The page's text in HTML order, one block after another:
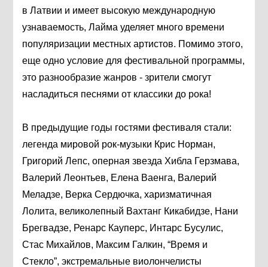
в Латвии и имеет высокую международную
узнаваемость, Лайма уделяет много времени
популяризации местных артистов. Помимо этого,
еще одно условие для фестивальной программы,
это разнообразие жанров - зрители смогут
насладиться песнями от классики до рока!
В предыдущие годы гостями фестиваля стали:
легенда мировой рок-музыки Крис Норман,
Григорий Лепс, оперная звезда Хибла Герзмава,
Валерий Леонтьев, Елена Ваенга, Валерий
Меладзе, Верка Сердючка, харизматичная
Лолита, великолепный Вахтанг Кикабидзе, Нани
Брегвадзе, Ренарс Кауперс, Интарс Бусулис,
Стас Михайлов, Максим Галкин, “Время и
Стекло”, экстремальные виолончелисты